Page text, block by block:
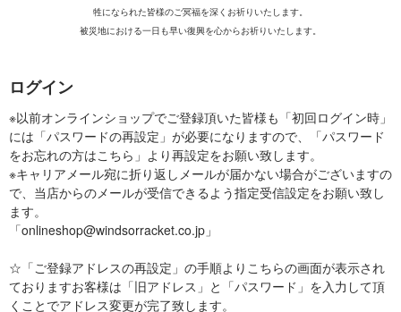
牲になられた皆様のご冥福を深くお祈りいたします。
被災地における一日も早い復興を心からお祈りいたします。
ログイン
※以前オンラインショップでご登録頂いた皆様も「初回ログイン時」
には「パスワードの再設定」が必要になりますので、「パスワード
をお忘れの方はこちら」より再設定をお願い致します。
※キャリアメール宛に折り返しメールが届かない場合がございますの
で、当店からのメールが受信できるよう指定受信設定をお願い致し
ます。
「onlineshop@windsorracket.co.jp」
☆「ご登録アドレスの再設定」の手順よりこちらの画面が表示され
ておりますお客様は「旧アドレス」と「パスワード」を入力して頂
くことでアドレス変更が完了致します。